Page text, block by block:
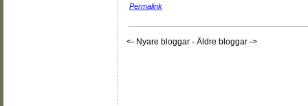
Permalink
<- Nyare bloggar - Äldre bloggar ->